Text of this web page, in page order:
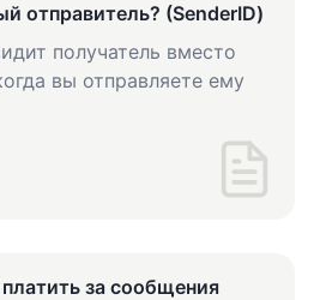
отправитель? (SenderID)
получатель вместо
вы отправляете ему
за сообщения